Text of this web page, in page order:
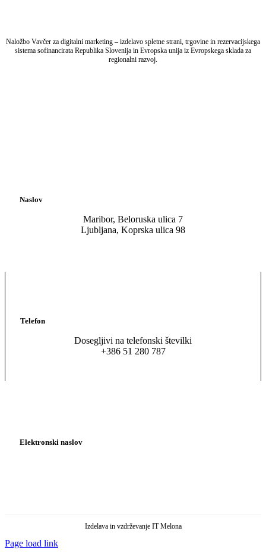
Naložbo Vavčer za digitalni marketing – izdelavo spletne strani, trgovine in rezervacijskega
sistema sofinancirata Republika Slovenija in Evropska unija iz Evropskega sklada za
regionalni razvoj.
Naslov
Maribor, Beloruska ulica 7
Ljubljana, Koprska ulica 98
Telefon
Dosegljivi na telefonski številki
+386 51 280 787
Elektronski naslov
Izdelava in vzdrževanje IT Melona
Page load link